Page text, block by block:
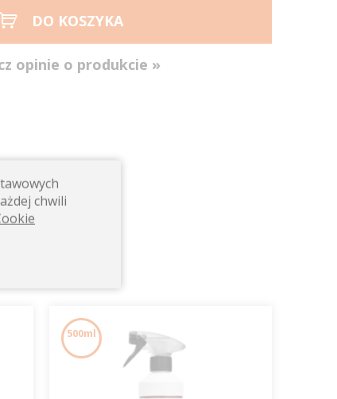
DO KOSZYKA
opinie o produkcie »
500ml
chwili